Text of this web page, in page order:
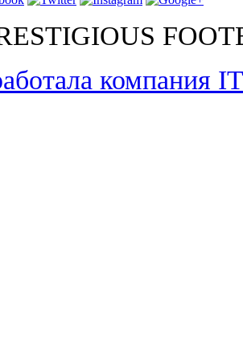
компания